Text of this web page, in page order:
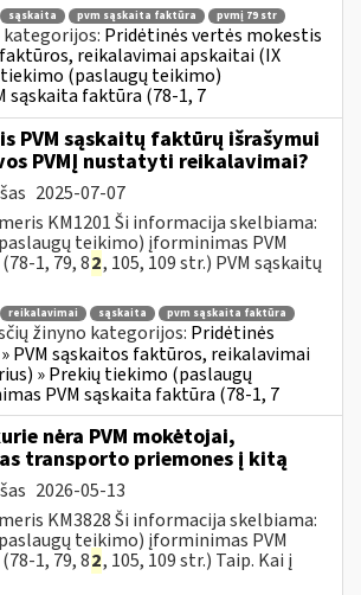
sąskaita pvm sąskaita faktūra pvmį 79 str
kategorijos: Pridėtinės vertės mokestis
faktūros, reikalavimai apskaitai (IX
tiekimo (paslaugų teikimo)
sąskaita faktūra (78-1, 7
PVM sąskaitų faktūrų išrašymui
PVMĮ nustatyti reikalavimai?
2025-07-07
KM1201 Ši informacija skelbiama:
teikimo) įforminimas PVM
1, 79, 82, 105, 109 str.) PVM sąskaitų
reikalavimai sąskaita
pvm sąskaita faktūra
žinyno kategorijos: Pridėtinės
PVM sąskaitos faktūros, reikalavimai
» Prekių tiekimo (paslaugų
PVM sąskaita faktūra (78-1, 7
nėra PVM mokėtojai,
transporto priemones į kitą
2026-05-13
KM3828 Ši informacija skelbiama:
teikimo) įforminimas PVM
1, 79, 82, 105, 109 str.) Taip. Kai į